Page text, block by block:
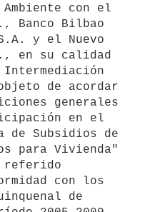
con el
Banco Bilbao
y el Nuevo
en su calidad
de acordar
generales
en el
de Subsidios de
para Vivienda"
referido
con los
de